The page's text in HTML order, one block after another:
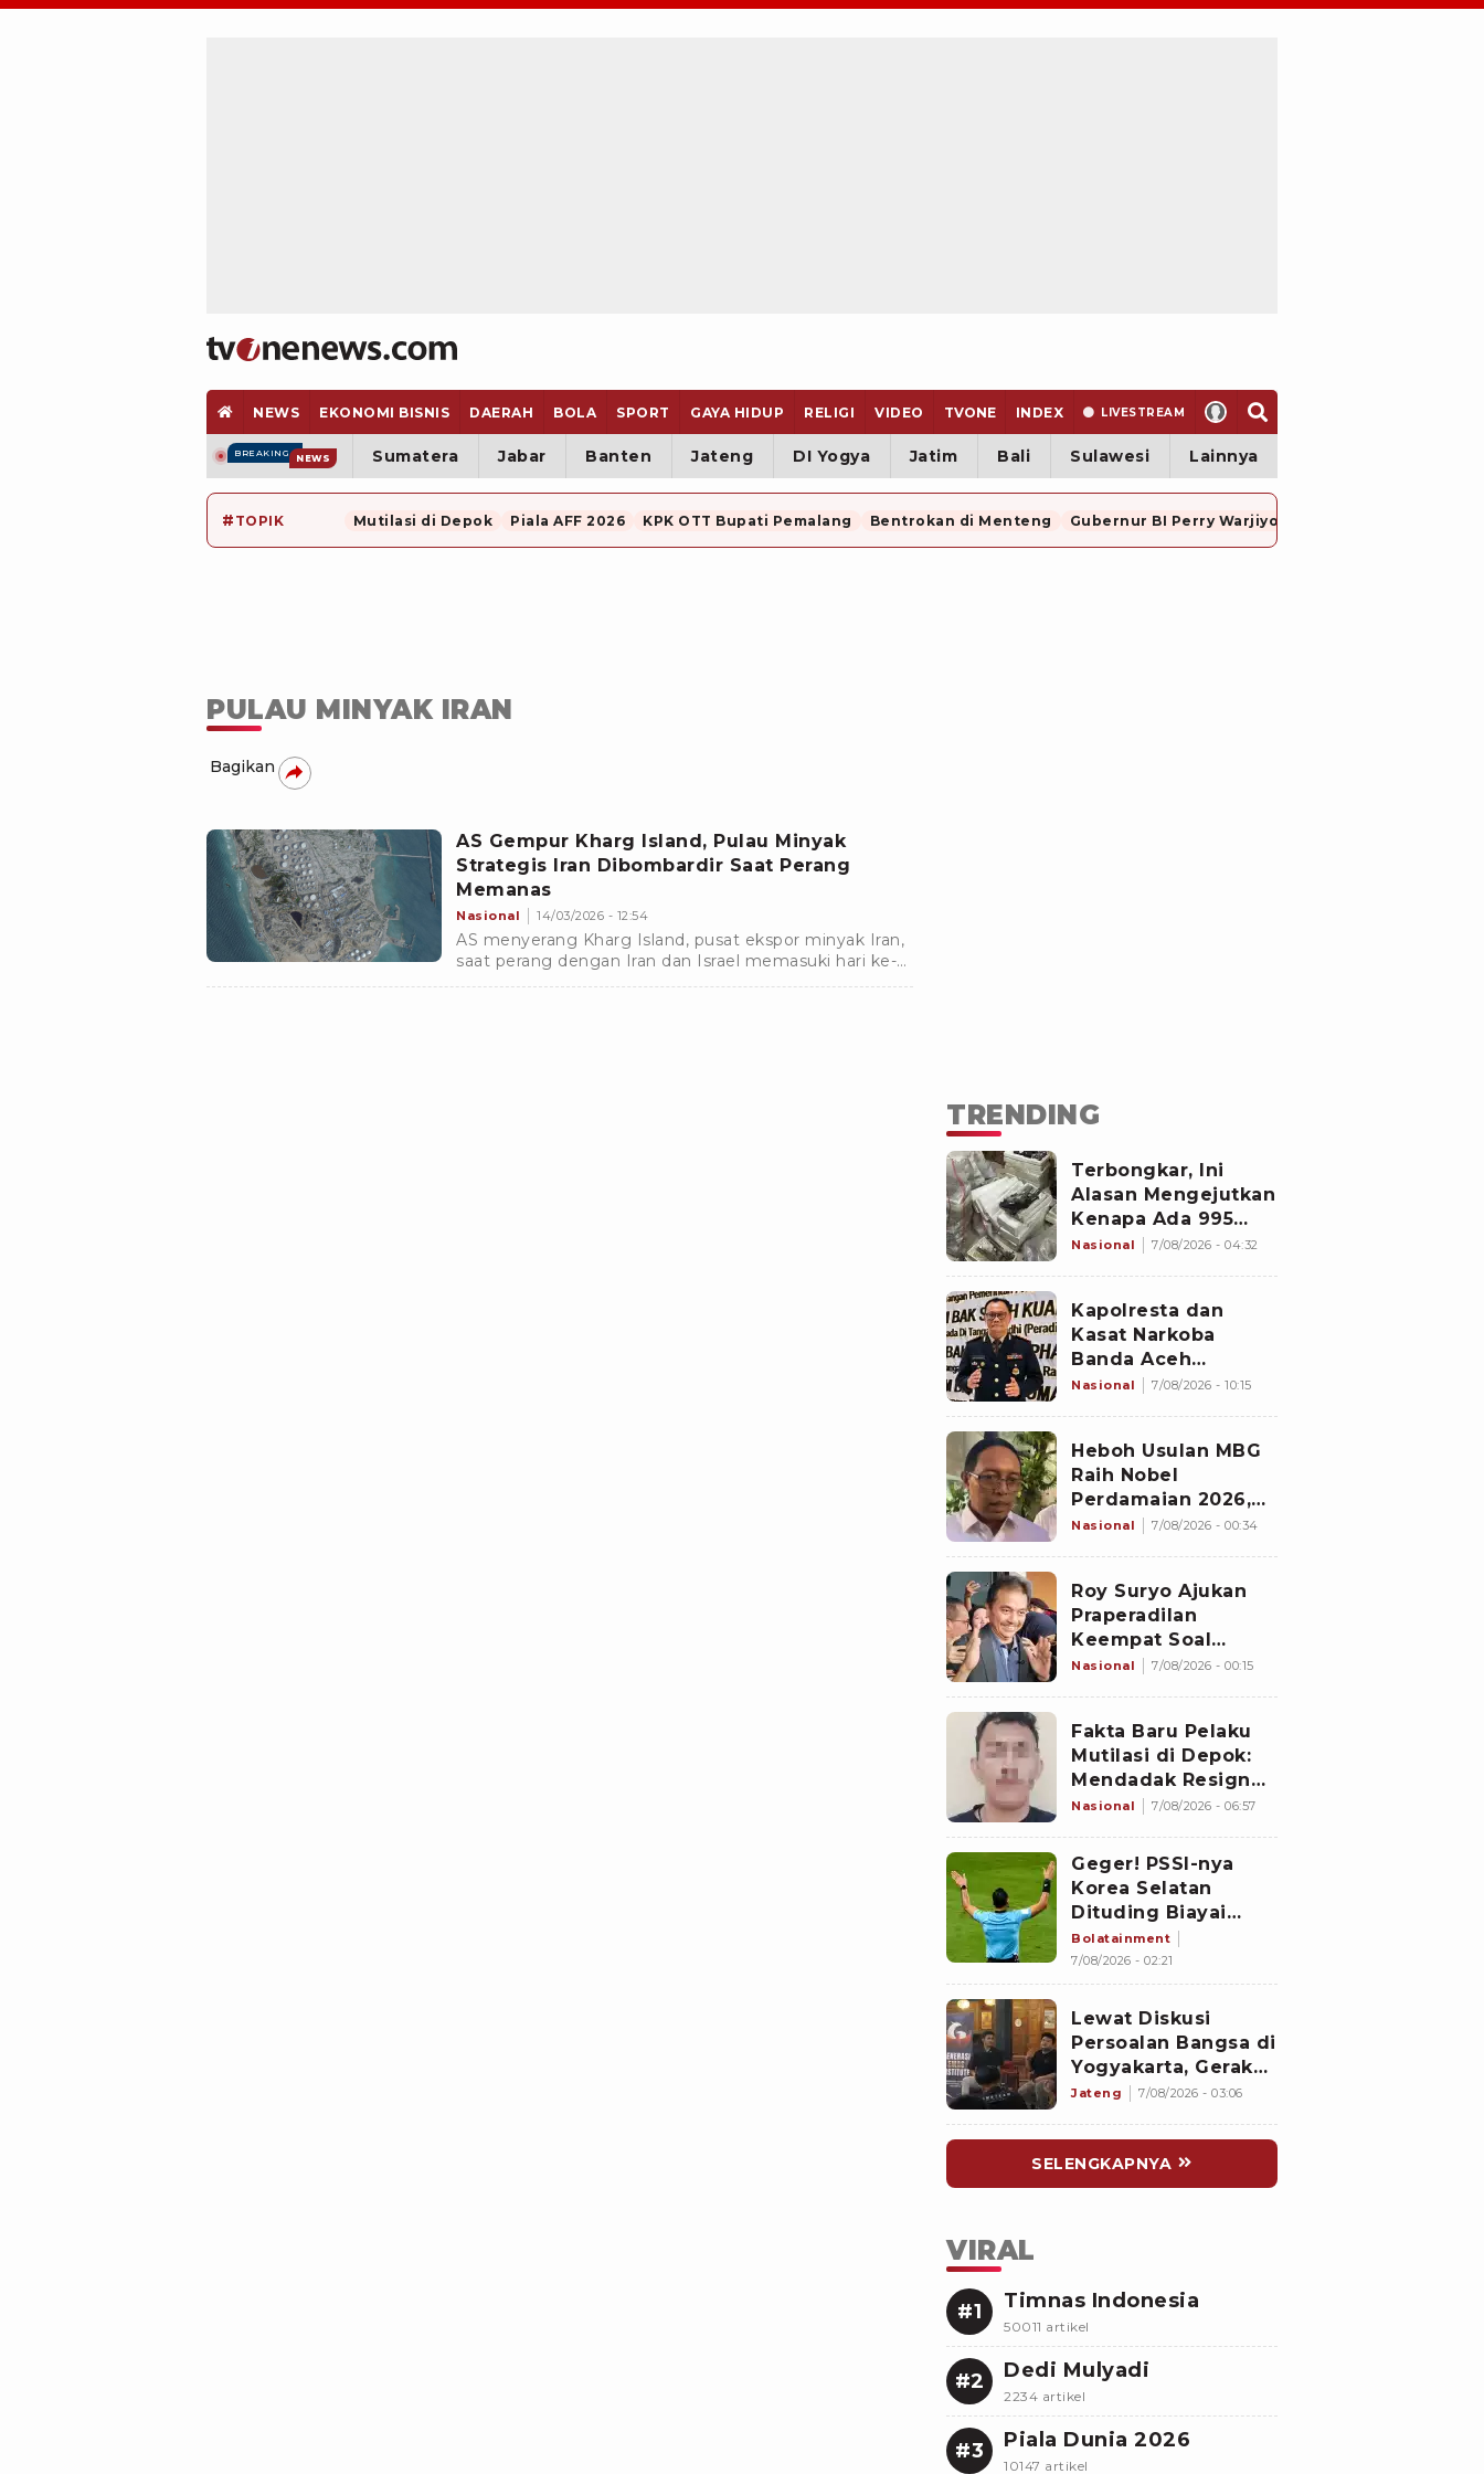
NEWS EKONOMI BISNIS DAERAH BOLA SPORT GAYA HIDUP RELIGI VIDEO TVONE INDEX LIVESTREAM
BREAKING NEWS Sumatera Jabar Banten Jateng DI Yogya Jatim Bali Sulawesi Lainnya
# TOPIK Mutilasi di Depok Piala AFF 2026 KPK OTT Bupati Pemalang Bentrokan di Menteng Gubernur BI Perry Warjiyo Mundur
PULAU MINYAK IRAN
Bagikan
AS Gempur Kharg Island, Pulau Minyak
Strategis Iran Dibombardir Saat Perang
Memanas
Nasional 14/03/2026 - 12:54
AS menyerang Kharg Island, pusat ekspor minyak Iran,
saat perang dengan Iran dan Israel memasuki hari ke-
15. Serangan ini memicu kekhawatiran krisis energi
TRENDING
Terbongkar, Ini
Alasan Mengejutkan
Kenapa Ada 995
Senjata di Dalam
Nasional 7/08/2026 - 04:32
Kapolresta dan
Kasat Narkoba
Banda Aceh
Diperiksa
Nasional 7/08/2026 - 10:15
Heboh Usulan MBG
Raih Nobel
Perdamaian 2026,
Istana Akhirnya
Nasional 7/08/2026 - 00:34
Roy Suryo Ajukan
Praperadilan
Keempat Soal
Status Cekal
Nasional 7/08/2026 - 00:15
Fakta Baru Pelaku
Mutilasi di Depok:
Mendadak Resign
Kerja Goreng Piscok
di Mal
Nasional 7/08/2026 - 06:57
Geger! PSSI-nya
Korea Selatan
Dituding Biayai
Hiburan Seks untuk
Wasit Asing, KFA
Buka Suara
Bolatainment
7/08/2026 - 02:21
Lewat Diskusi
Persoalan Bangsa di
Yogyakarta, Gerakan
Iqra Indonesia
Jateng 7/08/2026 - 03:06
SELENGKAPNYA
VIRAL
#1 Timnas Indonesia
50011 artikel
#2 Dedi Mulyadi
2234 artikel
#3 Piala Dunia 2026
10147 artikel